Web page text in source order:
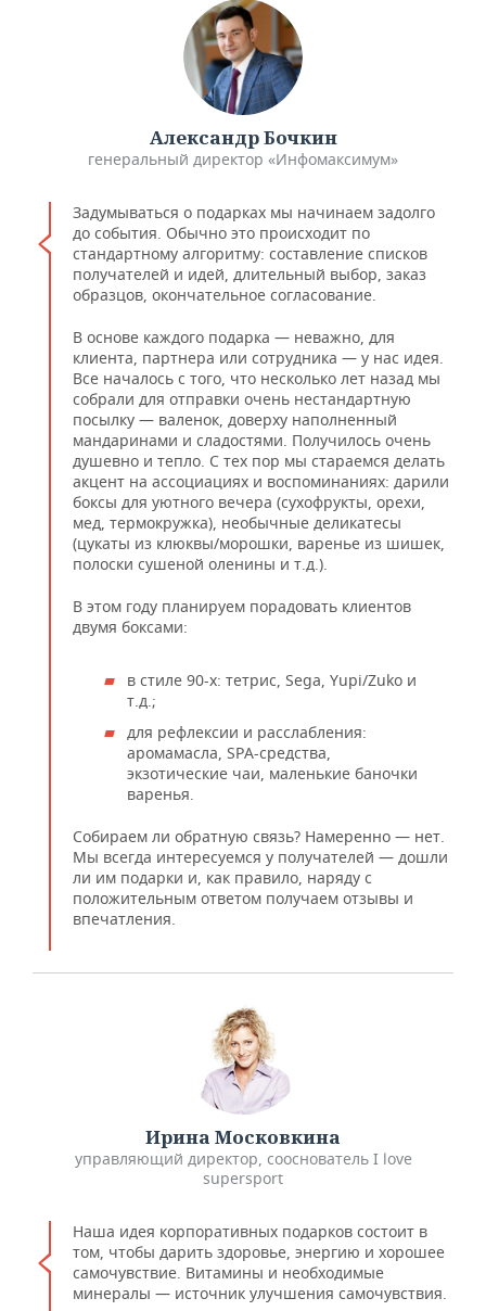
Александр Бочкин
генеральный директор «Инфомаксимум»
Задумываться о подарках мы начинаем задолго
до события. Обычно это происходит по
стандартному алгоритму: составление списков
получателей и идей, длительный выбор, заказ
образцов, окончательное согласование.
В основе каждого подарка — неважно, для
клиента, партнера или сотрудника — у нас идея.
Все началось с того, что несколько лет назад мы
собрали для отправки очень нестандартную
посылку — валенок, доверху наполненный
мандаринами и сладостями. Получилось очень
душевно и тепло. С тех пор мы стараемся делать
акцент на ассоциациях и воспоминаниях: дарили
боксы для уютного вечера (сухофрукты, орехи,
мед, термокружка), необычные деликатесы
(цукаты из клюквы/морошки, варенье из шишек,
полоски сушеной оленины и т.д.).
В этом году планируем порадовать клиентов
двумя боксами:
в стиле 90-х: тетрис, Sega, Yupi/Zuko и
т.д.;
для рефлексии и расслабления:
аромамасла, SPA-средства,
экзотические чаи, маленькие баночки
варенья.
Собираем ли обратную связь? Намеренно — нет.
Мы всегда интересуемся у получателей — дошли
ли им подарки и, как правило, наряду с
положительным ответом получаем отзывы и
впечатления.
Ирина Московкина
управляющий директор, сооснователь I love
supersport
Наша идея корпоративных подарков состоит в
том, чтобы дарить здоровье, энергию и хорошее
самочувствие. Витамины и необходимые
минералы — источник улучшения самочувствия.